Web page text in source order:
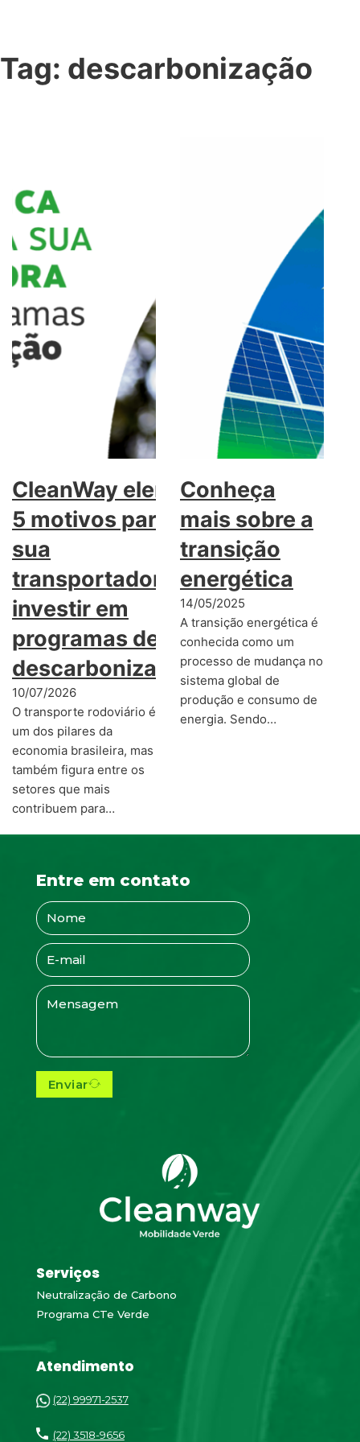
Tag: descarbonização
CleanWay elenca
5 motivos para
sua
transportadora
investir em
programas de
descarbonização
10/07/2026
O transporte rodoviário é
um dos pilares da
economia brasileira, mas
também figura entre os
setores que mais
contribuem para…
Conheça
mais sobre a
transição
energética
14/05/2025
A transição energética é
conhecida como um
processo de mudança no
sistema global de
produção e consumo de
energia. Sendo…
Serviços
Neutralização de Carbono
Programa CTe Verde
Atendimento
(22) 99971-2537
(22) 3518-9656
Entre em contato
Enviar